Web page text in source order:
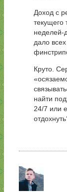
Доход с
текущего
неделей-
дало
Круто.
найти
24/7 или